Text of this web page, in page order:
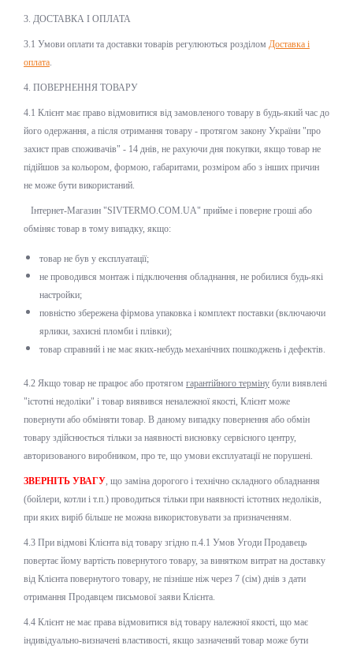
3. ДОСТАВКА І ОПЛАТА
3.1 Умови оплати та доставки товарів регулюються розділом Доставка і
оплата.
4. ПОВЕРНЕННЯ ТОВАРУ
4.1 Клієнт має право відмовитися від замовленого товару в будь-який час до
його одержання, а після отримання товару - протягом закону України "про
захист прав споживачів" - 14 днів, не рахуючи дня покупки, якщо товар не
підійшов за кольором, формою, габаритами, розміром або з інших причин
не може бути використаний.
Інтернет-Магазин "SIVTERMO.COM.UA" прийме і поверне гроші або
обміняє товар в тому випадку, якщо:
товар не був у експлуатації;
не проводився монтаж і підключення обладнання, не робилися будь-які
настройки;
повністю збережена фірмова упаковка і комплект поставки (включаючи
ярлики, захисні пломби і плівки);
товар справний і не має яких-небудь механічних пошкоджень і дефектів.
4.2 Якщо товар не працює або протягом гарантійного терміну були виявлені
"істотні недоліки" і товар виявився неналежної якості, Клієнт може
повернути або обміняти товар. В даному випадку повернення або обмін
товару здійснюється тільки за наявності висновку сервісного центру,
авторизованого виробником, про те, що умови експлуатації не порушені.
ЗВЕРНІТЬ УВАГУ, що заміна дорогого і технічно складного обладнання
(бойлери, котли і т.п.) проводиться тільки при наявності істотних недоліків,
при яких виріб більше не можна використовувати за призначенням.
4.3 При відмові Клієнта від товару згідно п.4.1 Умов Угоди Продавець
повертає йому вартість повернутого товару, за винятком витрат на доставку
від Клієнта повернутого товару, не пізніше ніж через 7 (сім) днів з дати
отримання Продавцем письмової заяви Клієнта.
4.4 Клієнт не має права відмовитися від товару належної якості, що має
індивідуально-визначені властивості, якщо зазначений товар може бути